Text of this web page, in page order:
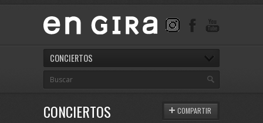
CONCIERTOS
CONCIERTOS COMPARTIR